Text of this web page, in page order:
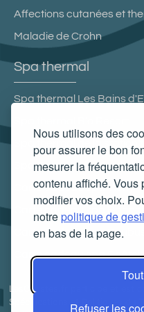
Nous utilisons des
pour assurer le bon
mesurer la
contenu affiché. Vous
modifier vos choix.
notrepolitique de
en bas de la page.
Refuser les
Affections cutanées et
Maladie de Crohn
Spa thermal
Spa thermal Les Bains
Spa Thermal de
Carte cadeau spa Vichy
Carte cadeau spa
Carte cadeau spa
Carte cadeau spa
LesCuristes.fr participe et est
Spécifications et Politiques du